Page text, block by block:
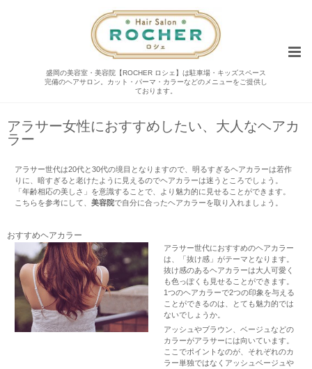
盛岡の美容室・美容院【ROCHER ロシェ】は駐車場・キッズスペース
完備のヘアサロン。カット・パーマ・カラーなどのメニューをご提供し
ております。
アラサー女性におすすめしたい、大人なヘアカ
ラー
アラサー世代は20代と30代の境目となりますので、明るすぎるヘアカラーは若作
りに、暗すぎると老けたように見えるのでヘアカラーは迷うところでしょう。
「年齢相応の美しさ」を意識することで、より魅力的に見せることができます。
こちらを参考にして、 美容院で自分に合ったヘアカラーを取り入れましょう。
おすすめヘアカラー
アラサー世代におすすめのヘアカラー
は、「抜け感」がテーマとなります。
抜け感のあるヘアカラーは大人可愛く
も色っぽくも見せることができます。
1つのヘアカラーで2つの印象を与える
ことができるのは、とても魅力的では
ないでしょうか。
アッシュやブラウン、ベージュなどの
カラーがアラサーには向いています。
ここでポイントなのが、それぞれのカ
ラー単独ではなくアッシュベージュや